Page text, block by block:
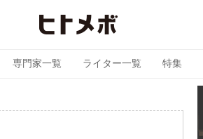
専門家一覧 ライター一覧 特集